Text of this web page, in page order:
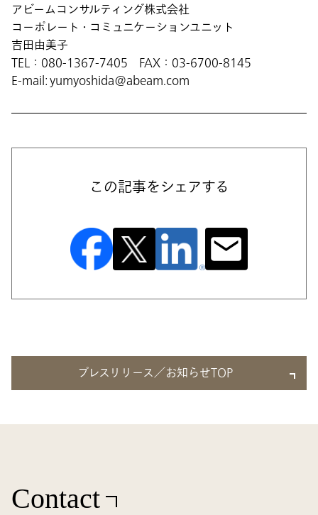
アビームコンサルティング株式会社
コーポレート・コミュニケーションユニット
吉田由美子
TEL：080-1367-7405 FAX：03-6700-8145
E-mail: yumyoshida@abeam.com
この記事をシェアする
プレスリリース／お知らせTOP
Contact